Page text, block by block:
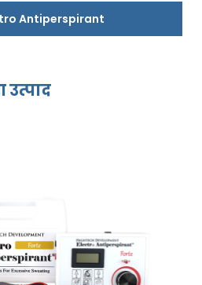
Antiperspirant